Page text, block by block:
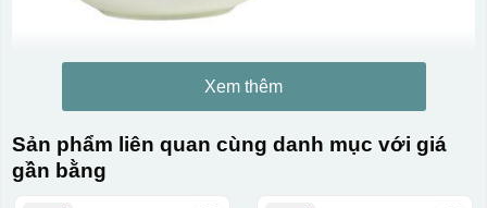
Xem thêm
Sản phẩm liên quan cùng danh mục với giá
gần bằng